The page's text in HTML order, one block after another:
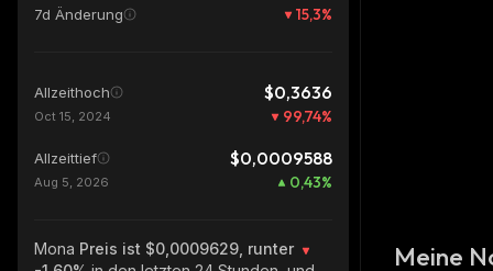
7d Änderung 15,3%
Allzeithoch $0,3636
Oct 15, 2024 99,74%
Allzeittief $0,0009588
Aug 5, 2026 0,43%
Mona Preis ist $0,0009629, runter
Meine